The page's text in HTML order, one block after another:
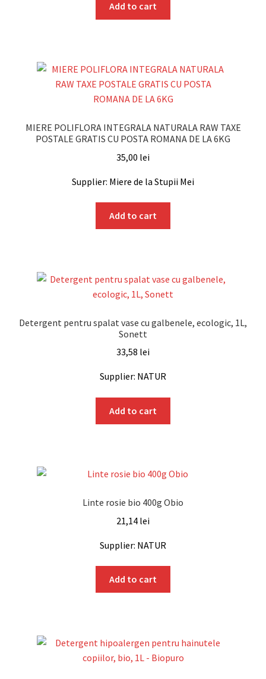
Add to cart
MIERE POLIFLORA INTEGRALA NATURALA RAW TAXE
POSTALE GRATIS CU POSTA ROMANA DE LA 6KG
35,00 lei
Supplier: Miere de la Stupii Mei
Add to cart
Detergent pentru spalat vase cu galbenele, ecologic, 1L,
Sonett
33,58 lei
Supplier: NATUR
Add to cart
Linte rosie bio 400g Obio
21,14 lei
Supplier: NATUR
Add to cart